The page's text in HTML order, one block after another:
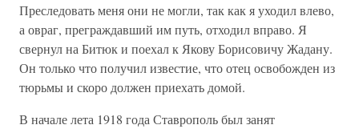
Преследовать меня они не могли, так как я уходил влево,
а овраг, преграждавший им путь, отходил вправо. Я
свернул на Битюк и поехал к Якову Борисовичу Жадану.
Он только что получил известие, что отец освобожден из
тюрьмы и скоро должен приехать домой.
В начале лета 1918 года Ставрополь был занят